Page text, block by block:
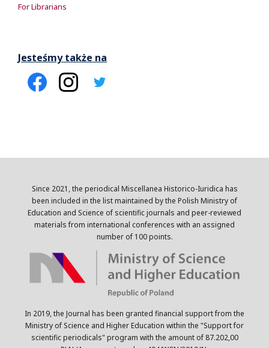
For Librarians
Jesteśmy także na
Since 2021, the periodical Miscellanea Historico-Iuridica has
been included in the list maintained by the Polish Ministry of
Education and Science of scientific journals and peer-reviewed
materials from international conferences with an assigned
number of 100 points.
In 2019, the Journal has been granted financial support from the
Ministry of Science and Higher Education within the "Support for
scientific periodicals" program with the amount of 87.202,00